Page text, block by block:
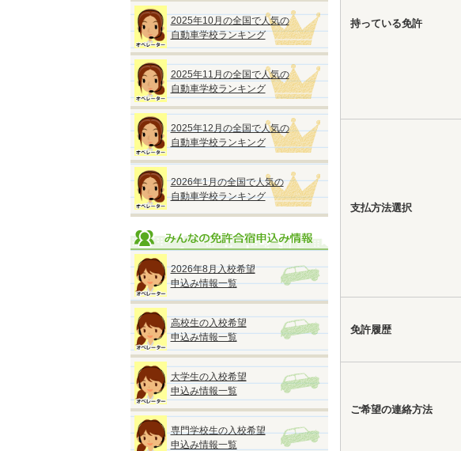
2025年10月の全国で人気の
自動車学校ランキング
2025年11月の全国で人気の
自動車学校ランキング
2025年12月の全国で人気の
自動車学校ランキング
2026年1月の全国で人気の
自動車学校ランキング
2026年8月入校希望
申込み情報一覧
高校生の入校希望
申込み情報一覧
大学生の入校希望
申込み情報一覧
専門学校生の入校希望
申込み情報一覧
持っている免許
支払方法選択
免許履歴
ご希望の連絡方法